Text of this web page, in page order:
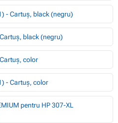
- Cartuș, black (negru)
black (negru)
color
- Cartuș, color
pentru HP 307-XL